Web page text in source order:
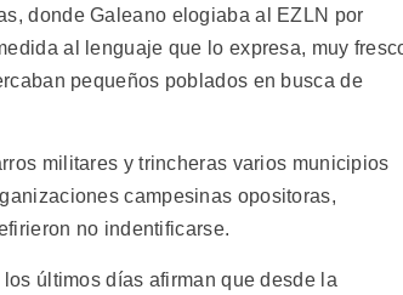
donde Galeano elogiaba al EZLN por
al lenguaje que lo expresa, muy
pequeños poblados en busca de
militares y trincheras varios municipios
campesinas opositoras,
no indentificarse.
últimos días afirman que desde la